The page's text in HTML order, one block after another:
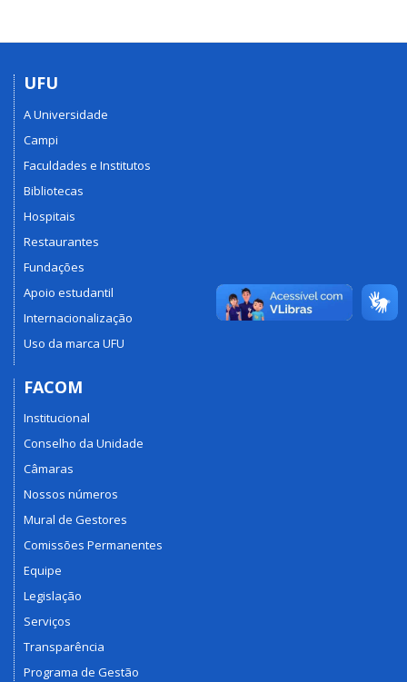
UFU
A Universidade
Campi
Faculdades e Institutos
Bibliotecas
Hospitais
Restaurantes
Fundações
Apoio estudantil
Internacionalização
Uso da marca UFU
FACOM
Institucional
Conselho da Unidade
Câmaras
Nossos números
Mural de Gestores
Comissões Permanentes
Equipe
Legislação
Serviços
Transparência
Programa de Gestão